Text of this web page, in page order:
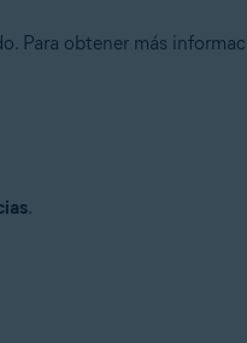
Para obtener más
.